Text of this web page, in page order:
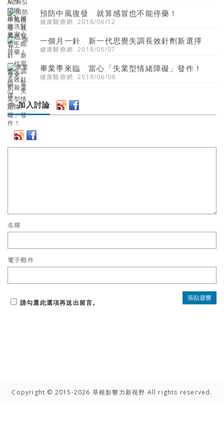
預防中風復發 就算感冒也不能停藥！
健康醫療網 2018/06/12
一個月一針 新一代思覺失調長效針劑新選擇
健康醫療網 2018/06/07
畢業季來臨 當心「失業型情緒障礙」發作！
健康醫療網 2018/06/06
加入討論
名稱
電子郵件
請勾選此選項再送出留言。
Copyright © 2015-2026 草根影響力新視野 All rights reserved.